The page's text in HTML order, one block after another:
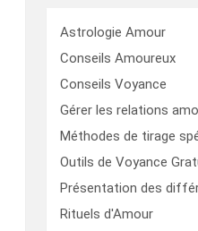
Astrologie Amour
Conseils Amoureux
Conseils Voyance
Gérer les relations
Méthodes de tirage
Outils de Voyance
Présentation des
Rituels d'Amour